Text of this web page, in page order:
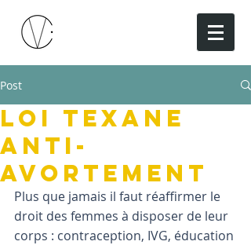
Post
Loi texane
anti-
avortement
Plus que jamais il faut réaffirmer le
droit des femmes à disposer de leur
corps : contraception, IVG, éducation